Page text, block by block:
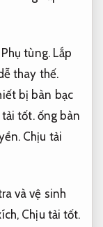
Phụ tùng. Lắp
thay thế.
bị bàn bạc
tải tốt.ống bàn
Chịu tải
và vệ sinh
Chịu tải tốt.